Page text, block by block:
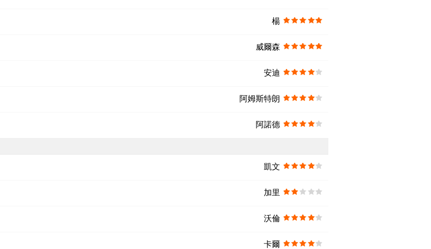
楊
威爾森
安迪
阿姆斯特朗
阿諾德
凱文
加里
沃倫
卡爾